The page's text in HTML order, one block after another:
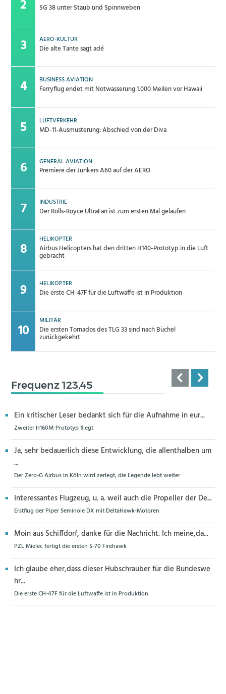
SG 38 unter Staub und Spinnweben
AERO-KULTUR
Die alte Tante sagt adé
BUSINESS AVIATION
Ferryflug endet mit Notwasserung 1.000 Meilen vor Hawaii
LUFTVERKEHR
MD-11-Ausmusterung: Abschied von der Diva
GENERAL AVIATION
Premiere der Junkers A60 auf der AERO
INDUSTRIE
Der Rolls-Royce UltraFan ist zum ersten Mal gelaufen
HELIKOPTER
Airbus Helicopters hat den dritten H140-Prototyp in die Luft
gebracht
HELIKOPTER
Die erste CH-47F für die Luftwaffe ist in Produktion
MILITÄR
Die ersten Tornados des TLG 33 sind nach Büchel
zurückgekehrt
Frequenz 123,45
Ein kritischer Leser bedankt sich für die Aufnahme in eur...
Zweiter H160M-Prototyp fliegt
Ja, sehr bedauerlich diese Entwicklung, die allenthalben um
...
Der Zero-G Airbus in Köln wird zerlegt, die Legende lebt weiter
Interessantes Flugzeug, u. a. weil auch die Propeller der De...
Erstflug der Piper Seminole DX mit DeltaHawk-Motoren
Moin aus Schiffdorf, danke für die Nachricht. Ich meine,da...
PZL Mielec fertigt die ersten S-70 Firehawk
Ich glaube eher,dass dieser Hubschrauber für die Bundeswe
hr...
Die erste CH-47F für die Luftwaffe ist in Produktion